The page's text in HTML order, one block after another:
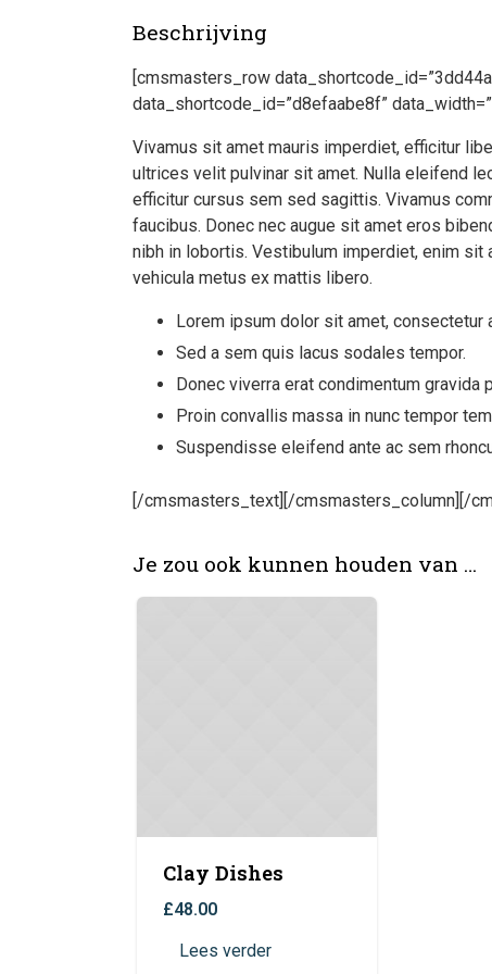
Beschrijving
[cmsmasters_row
data_shortcode_id=”d8efaabe8f”
Vivamus sit amet mauris imperdiet, efficitur
ultrices velit pulvinar sit amet. Nulla eleifend
efficitur cursus sem sed sagittis. Vivamus
faucibus. Donec nec augue sit amet eros
nibh in lobortis. Vestibulum imperdiet, enim
vehicula metus ex mattis libero.
Lorem ipsum dolor sit amet, consectetur
Sed a sem quis lacus sodales tempor.
Donec viverra erat condimentum gravida
Proin convallis massa in nunc tempor
Suspendisse eleifend ante ac sem
[/cmsmasters_text][/cmsmasters_column][/
Je zou ook kunnen houden van …
Clay Dishes
£48.00
Lees verder